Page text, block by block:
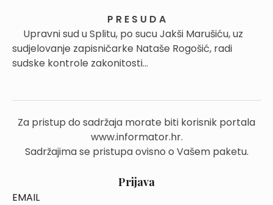
P R E S U D A
Upravni sud u Splitu, po sucu Jakši Marušiću, uz
sudjelovanje zapisničarke Nataše Rogošić, radi
sudske kontrole zakonitosti...
Za pristup do sadržaja morate biti korisnik portala
www.informator.hr.
Sadržajima se pristupa ovisno o Vašem paketu.
Prijava
EMAIL